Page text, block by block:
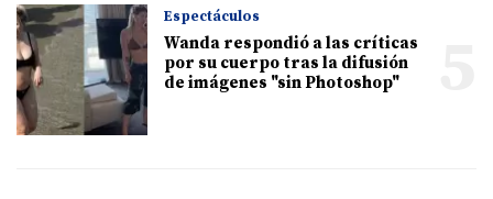
Espectáculos
Wanda respondió a las críticas
por su cuerpo tras la difusión
de imágenes "sin Photoshop"